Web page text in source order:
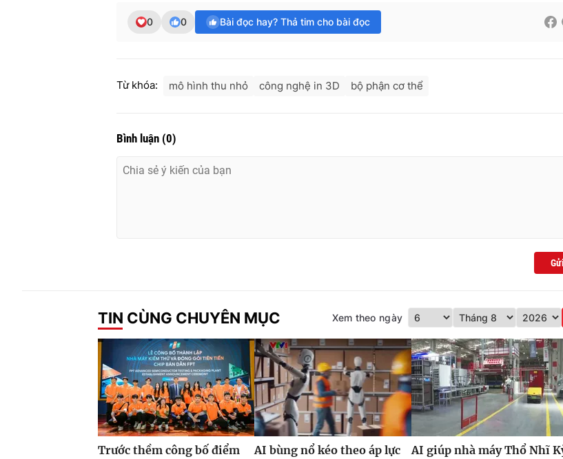
0 0 Bài đọc hay? Thả tim cho bài đọc
Từ khóa: mô hình thu nhỏ công nghệ in 3D bộ phận cơ thể
Bình luận (0)
TIN CÙNG CHUYÊN MỤC Xem theo ngày
Trước thềm công bố điểm
AI bùng nổ kéo theo áp lực
AI giúp nhà máy Thổ Nhĩ